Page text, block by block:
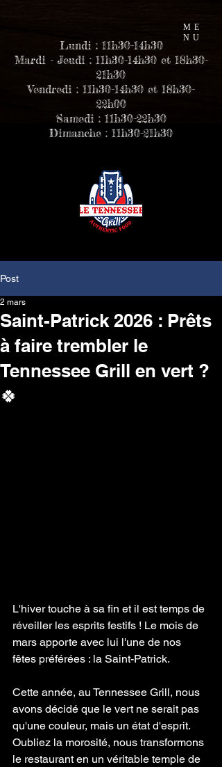
ME
NU
Lundi : 11h30-14h30
Mardi - Jeudi : 11h30-14h30 et 18h30-
21h30
Vendredi : 11h30-14h30 et 18h30-
22h00
Samedi : 11h30-22h30
Dimanche : 11h30-21h30
Post
Saint-Patrick 2026 : Prêts
à faire trembler le
Tennessee Grill en vert ?
🍀
2 mars
L'hiver touche à sa fin et il est temps de
réveiller les esprits festifs ! Le mois de
mars apporte avec lui l'une de nos
fêtes préférées : la Saint-Patrick.
Cette année, au Tennessee Grill, nous
avons décidé que le vert ne serait pas
qu'une couleur, mais un état d'esprit.
Oubliez la morosité, nous transformons
le restaurant en un véritable temple de